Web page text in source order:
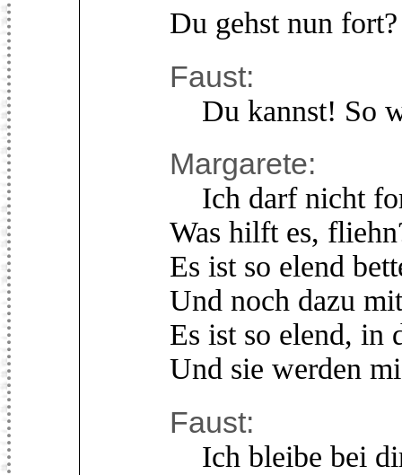
Du gehst nun
Faust:
Du kannst! So
Margarete:
Ich darf nicht
Was hilft es,
Es ist so elend
Und noch dazu
Es ist so elend, in
Und sie werden
Faust:
Ich bleibe bei